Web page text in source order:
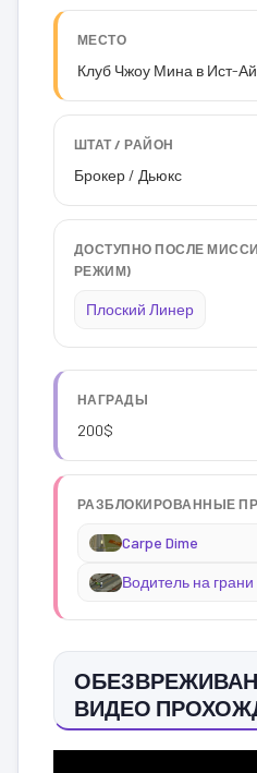
МЕСТО
Клуб Чжоу Мина в Ист-
ШТАТ / РАЙОН
Брокер / Дьюкс
ДОСТУПНО ПОСЛЕ
РЕЖИМ)
Плоский Линер
НАГРАДЫ
200$
РАЗБЛОКИРОВАННЫЕ
Carpe Dime
Водитель на
ВИДЕО